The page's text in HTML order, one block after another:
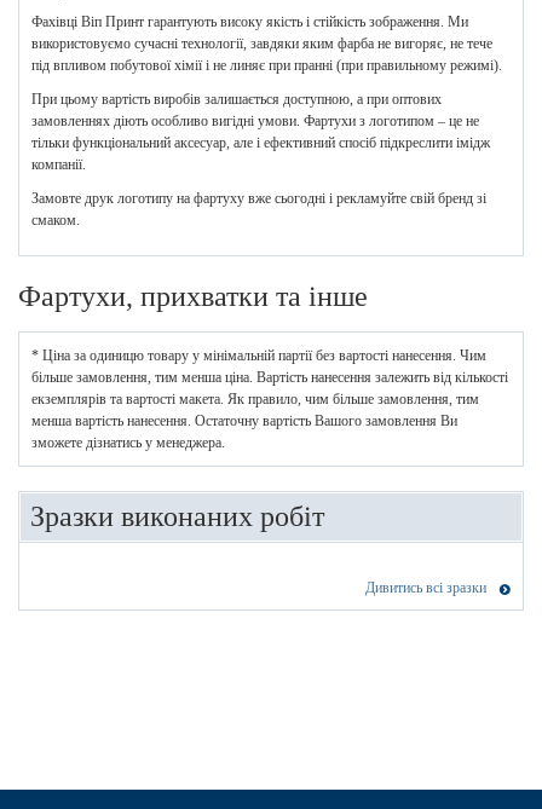
Фахівці Віп Принт гарантують високу якість і стійкість зображення. Ми
використовуємо сучасні технології, завдяки яким фарба не вигоряє, не тече
під впливом побутової хімії і не линяє при пранні (при правильному режимі).
При цьому вартість виробів залишається доступною, а при оптових
замовленнях діють особливо вигідні умови. Фартухи з логотипом – це не
тільки функціональний аксесуар, але і ефективний спосіб підкреслити імідж
компанії.
Замовте друк логотипу на фартуху вже сьогодні і рекламуйте свій бренд зі
смаком.
Фартухи, прихватки та інше
* Ціна за одиницю товару у мінімальній партії без вартості нанесення. Чим
більше замовлення, тим менша ціна. Вартість нанесення залежить від кількості
екземплярів та вартості макета. Як правило, чим більше замовлення, тим
менша вартість нанесення. Остаточну вартість Вашого замовлення Ви
зможете дізнатись у менеджера.
Зразки виконаних робіт
Дивитись всі зразки